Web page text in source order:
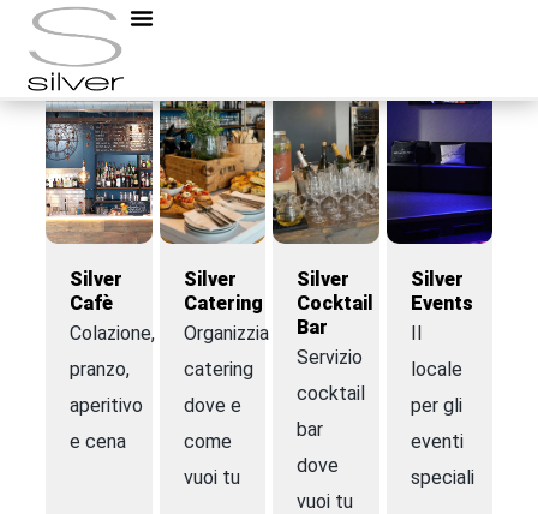
Silver
Cafè
Colazione,
pranzo,
aperitivo
e cena
Silver
Catering
Organizziamo
catering
dove e
come
vuoi tu
Silver
Cocktail
Bar
Servizio
cocktail
bar
dove
vuoi tu
Silver
Events
Il
locale
per gli
eventi
speciali